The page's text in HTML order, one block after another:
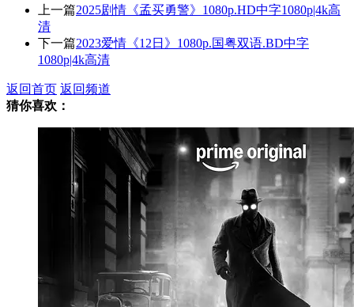
上一篇2025剧情《孟买勇警》1080p.HD中字1080p|4k高
清
下一篇2023爱情《12日》1080p.国粤双语.BD中字
1080p|4k高清
返回首页 返回频道
猜你喜欢：